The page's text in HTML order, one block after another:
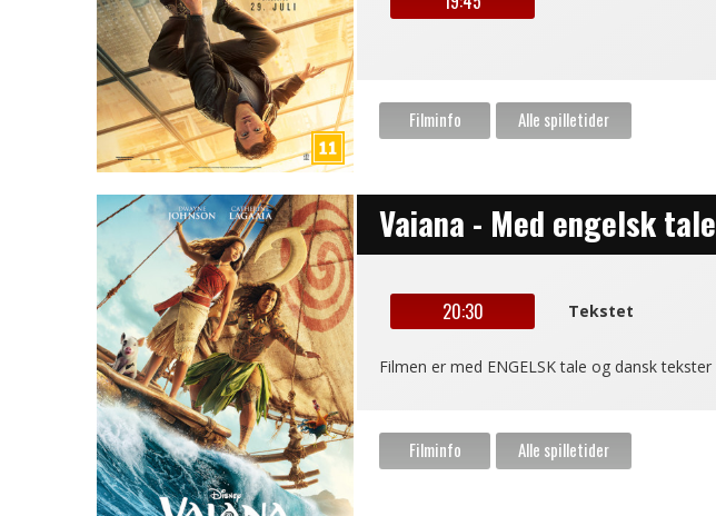
Vaiana - Med engelsk tale
20:30 Tekstet
Filmen er med ENGELSK tale og dansk tekster